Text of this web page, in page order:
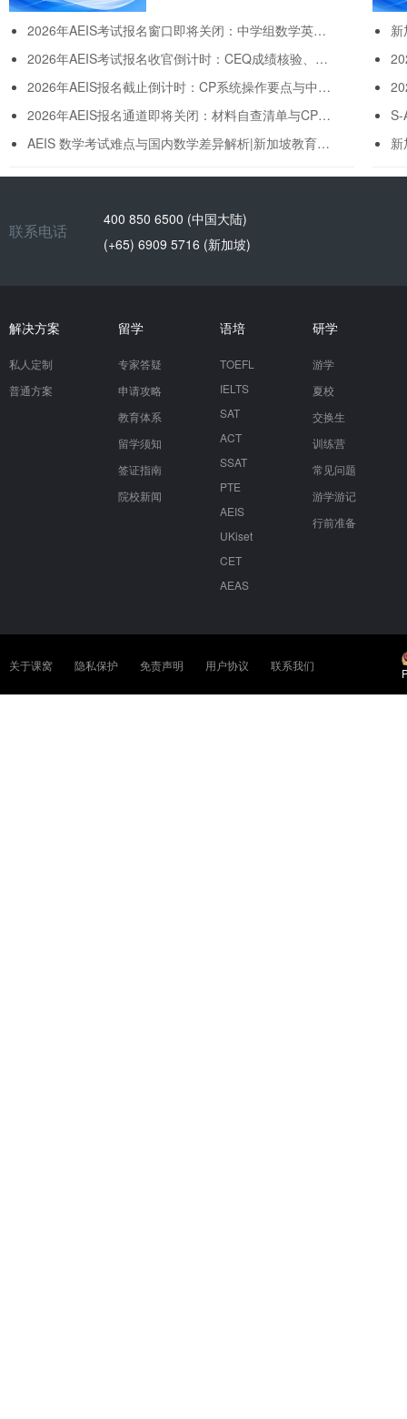
2026年AEIS考试报名窗口即将关闭：中学组数学英语双科冲刺与新加坡政府学校录取规划
2026年AEIS考试报名收官倒计时：CEQ成绩核验、材料自查与8月冲刺时间表
2026年AEIS报名截止倒计时：CP系统操作要点与中小学组备考冲刺策略
2026年AEIS报名通道即将关闭：材料自查清单与CP系统操作避坑指南
AEIS 数学考试难点与国内数学差异解析|新加坡教育部官方考纲备考指南
S-
联系电话
400 850 6500 (中国大陆)
(+65) 6909 5716 (新加坡)
解决方案
私人定制
普通方案
留学
专家答疑
申请攻略
教育体系
留学须知
签证指南
院校新闻
语培
TOEFL
IELTS
SAT
ACT
SSAT
PTE
AEIS
UKiset
CET
AEAS
研学
游学
夏校
交换生
训练营
常见问题
游学游记
行前准备
关于课窝 隐私保护 免责声明 用户协议 联系我们